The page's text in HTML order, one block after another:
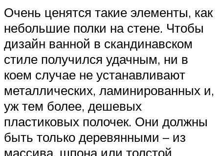
Очень ценятся такие элементы, как
небольшие полки на стене. Чтобы
дизайн ванной в скандинавском
стиле получился удачным, ни в
коем случае не устанавливают
металлических, ламинированных и,
уж тем более, дешевых
пластиковых полочек. Они должны
быть только деревянными – из
массива, шпона или толстой